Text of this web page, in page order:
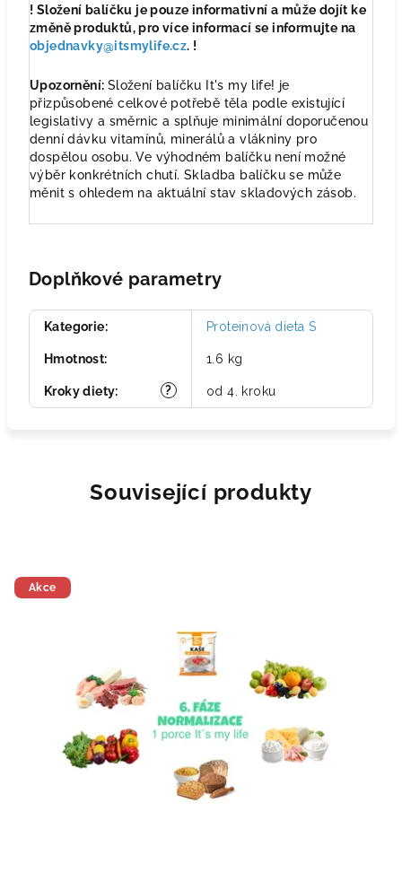
! Složení balíčku je pouze informativní a může dojít ke
změně produktů, pro více informací se informujte na
objednavky@itsmylife.cz. !
Upozornění: Složení balíčku It's my life! je
přizpůsobené celkové potřebě těla podle existující
legislativy a směrnic a splňuje minimální doporučenou
denní dávku vitamínů, minerálů a vlákniny pro
dospělou osobu. Ve výhodném balíčku není možné
výběr konkrétních chutí. Skladba balíčku se může
měnit s ohledem na aktuální stav skladových zásob.
Doplňkové parametry
Kategorie: Proteinová dieta S
Hmotnost: 1.6 kg
?
Kroky diety: od 4. kroku
Související produkty
Akce